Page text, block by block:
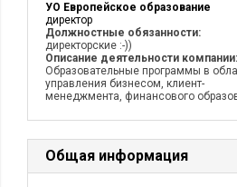
УО Европейское образование
директор
Должностные обязанности:
директорские :-))
Описание деятельности компании:
Образовательные программы в
управления бизнесом, клиент-
менеджмента, финансового
Общая информация